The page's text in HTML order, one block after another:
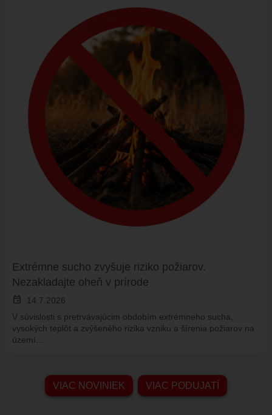
Extrémne sucho zvyšuje riziko požiarov.
Nezakladajte oheň v prírode
event
14.7.2026
V súvislosti s pretrvávajúcim obdobím extrémneho sucha,
vysokých teplôt a zvýšeného rizika vzniku a šírenia požiarov na
území…
VIAC NOVINIEK VIAC PODUJATÍ